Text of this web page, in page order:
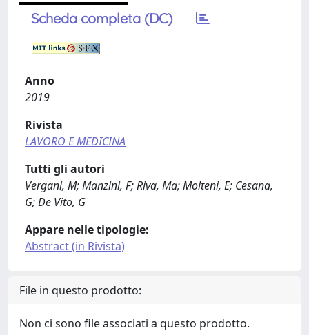
Scheda completa (DC)
Anno
2019
Rivista
LAVORO E MEDICINA
Tutti gli autori
Vergani, M; Manzini, F; Riva, Ma; Molteni, E; Cesana,
G; De Vito, G
Appare nelle tipologie:
Abstract (in Rivista)
File in questo prodotto:
Non ci sono file associati a questo prodotto.